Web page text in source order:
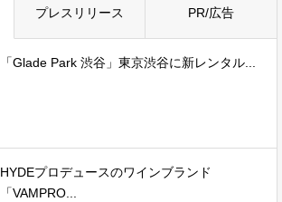
プレスリリース PR/広告
「Glade Park 渋谷」東京渋谷に新レンタル...
HYDEプロデュースのワインブランド
「VAMPRO...